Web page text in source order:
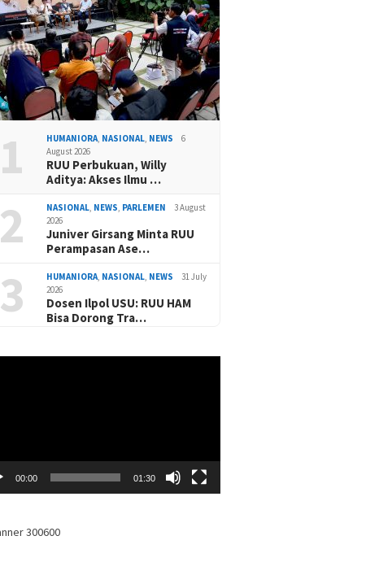
1 HUMANIORA, NASIONAL, NEWS
6
August 2026
RUU Perbukuan, Willy
Aditya: Akses Ilmu …
2 NASIONAL, NEWS, PARLEMEN
3 August
2026
Juniver Girsang Minta RUU
Perampasan Ase…
3 HUMANIORA, NASIONAL, NEWS
31 July
2026
Dosen Ilpol USU: RUU HAM
Bisa Dorong Tra…
00:00 01:30